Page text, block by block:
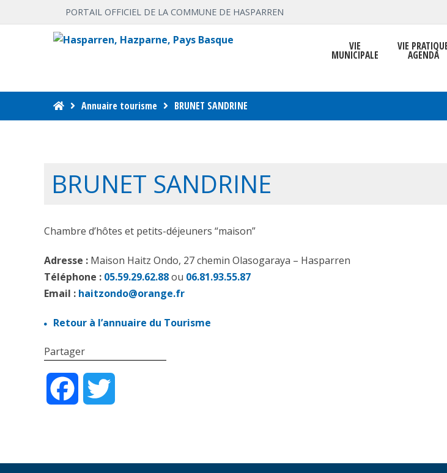
PORTAIL OFFICIEL DE LA COMMUNE DE HASPARREN
VIE
MUNICIPALE
VIE
AGENDA
Annuaire tourisme BRUNET SANDRINE
BRUNET SANDRINE
Chambre d’hôtes et petits-déjeuners “maison”
Adresse : Maison Haitz Ondo, 27 chemin Olasogaraya – Hasparren
Téléphone : 05.59.29.62.88ou 06.81.93.55.87
Email : haitzondo@orange.fr
Retour à l’annuaire du Tourisme
Partager
Facebook